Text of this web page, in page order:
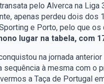
pelo Alverca na
apenas perdeu dois
e Porto, pelo que
lugar na tabela, com
na jornada
sequência à mesma com
a Taça de Portugal